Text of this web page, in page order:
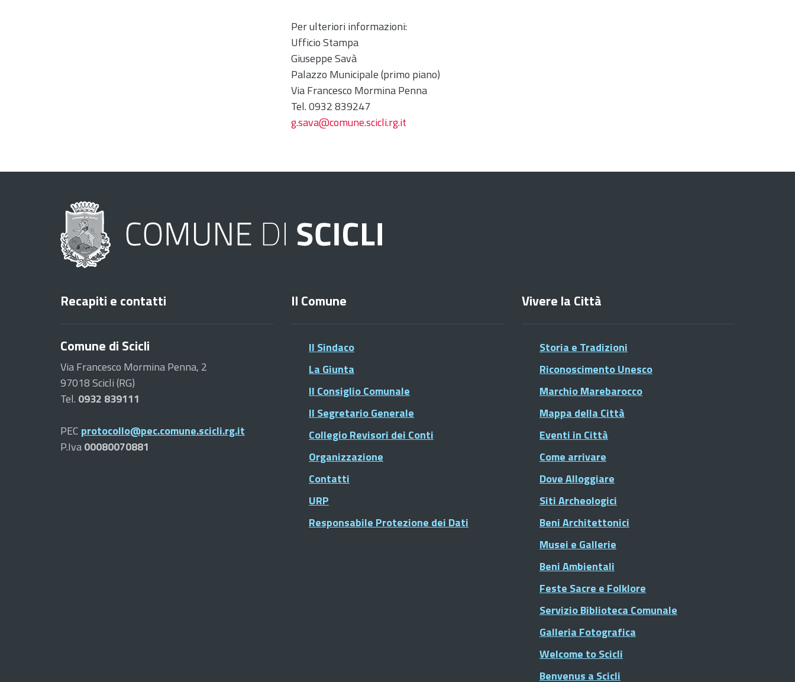
Per ulteriori informazioni:
Ufficio Stampa
Giuseppe Savà
Palazzo Municipale (primo piano)
Via Francesco Mormina Penna
Tel. 0932 839247
g.sava@comune.scicli.rg.it
Recapiti e contatti
Comune di Scicli
Via Francesco Mormina Penna, 2
97018 Scicli (RG)
Tel. 0932 839111
PEC protocollo@pec.comune.scicli.rg.it
P.Iva00080070881
Il Comune
Il Sindaco
La Giunta
Il Consiglio Comunale
Il Segretario Generale
Collegio Revisori dei Conti
Organizzazione
Contatti
URP
Responsabile Protezione dei Dati
Vivere la Città
Storia e Tradizioni
Riconoscimento Unesco
Marchio Marebarocco
Mappa della Città
Eventi in Città
Come arrivare
Dove Alloggiare
Siti Archeologici
Beni Architettonici
Musei e Gallerie
Beni Ambientali
Feste Sacre e Folklore
Servizio Biblioteca Comunale
Galleria Fotografica
Welcome to Scicli
Benvenus a Scicli